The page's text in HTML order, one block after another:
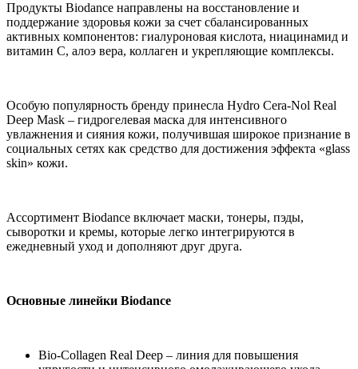
Продукты Biodance направлены на восстановление и
поддержание здоровья кожи за счет сбалансированных
активных компонентов: гиалуроновая кислота, ниацинамид и
витамин C, алоэ вера, коллаген и укрепляющие комплексы.
Особую популярность бренду принесла Hydro Cera-Nol Real
Deep Mask – гидрогелевая маска для интенсивного
увлажнения и сияния кожи, получившая широкое признание в
социальных сетях как средство для достижения эффекта «glass
skin» кожи.
Ассортимент Biodance включает маски, тонеры, пэды,
сыворотки и кремы, которые легко интегрируются в
ежедневный уход и дополняют друг друга.
Основные линейки Biodance
Bio-Collagen Real Deep – линия для повышения